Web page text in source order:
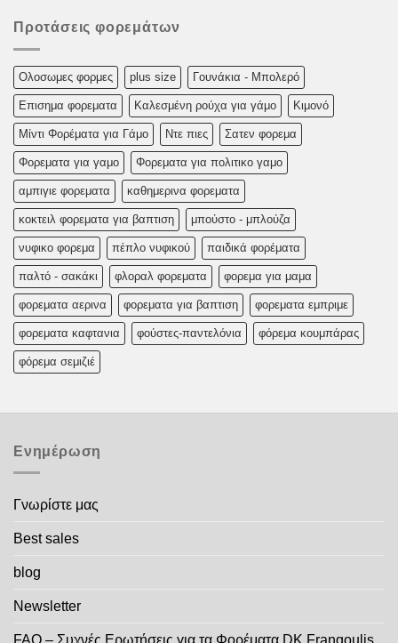
Προτάσεις φορεμάτων
Oλoσωμες φoρμες plus size Γουνάκια - Μπολερό
Επισημα φορεματα Καλεσμένη ρούχα για γάμο Κιμονό
Μίντι Φορέματα για Γάμο Ντε πιες Σατεν φορεμα
Φορεματα για γαμο Φορεματα για πολιτικο γαμο
αμπιγιε φορεματα καθημερινα φορεματα
κοκτειλ φορεματα για βαπτιση μπούστο - μπλούζα
νυφικο φορεμα πέπλο νυφικού παιδικά φορέματα
παλτό - σακάκι φλοραλ φορεματα φορεμα για μαμα
φορεματα αερινα φορεματα για βαπτιση φορεματα εμπριμε
φορεματα καφτανια φούστες-παντελόνια φόρεμα κουμπάρας
φόρεμα σεμιζιέ
Ενημέρωση
Γνωρίστε μας
Best sales
blog
Newsletter